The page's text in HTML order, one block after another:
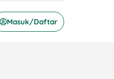
Masuk/Daftar